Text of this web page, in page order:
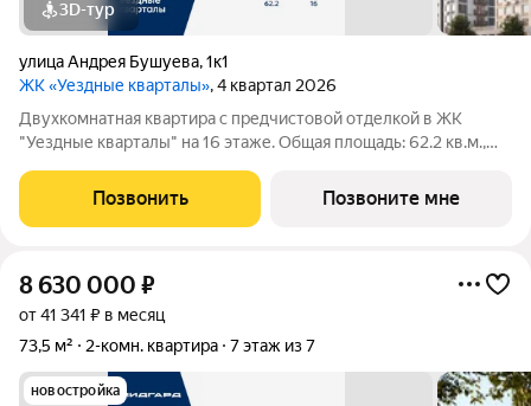
3D-тур
улица Андрея Бушуева,1к1
ЖК «Уездные кварталы», 4 квартал 2026
Двухкомнатная квартира с предчистовой отделкой в ЖК
"Уездные кварталы" на 16 этаже. Общая площадь: 62.2 кв.м.,
Комнаты изолированные, все окна выходят на одну сторону. В
квартире одна
Позвонить Позвоните мне
8 630 000 ₽
от 41 341 ₽ в месяц
73,5 м²
2-комн. квартира 7 этаж из 7
новостройка